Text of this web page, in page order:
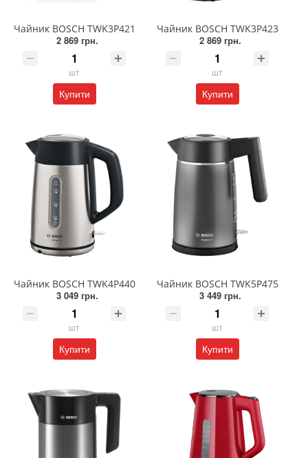
Чайник BOSCH TWK3P421
2 869 грн.
шт
Купити
Чайник BOSCH TWK3P423
2 869 грн.
шт
Купити
Чайник BOSCH TWK4P440
3 049 грн.
шт
Купити
Чайник BOSCH TWK5P475
3 449 грн.
шт
Купити